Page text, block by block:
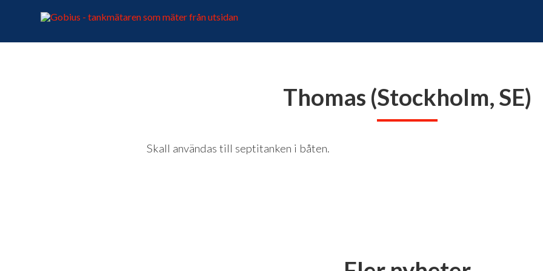
Thomas (Stockholm, SE)
Skall användas till septitanken i båten.